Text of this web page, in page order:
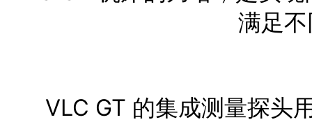
满足
VLC GT 的集成测量探头